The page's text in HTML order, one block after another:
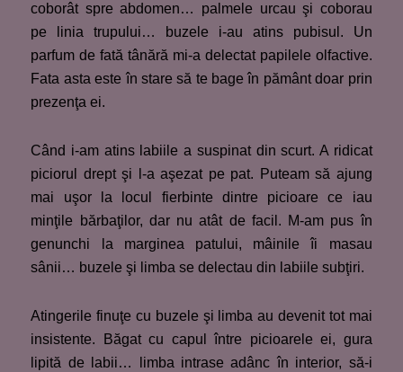
coborât spre abdomen… palmele urcau şi coborau
pe linia trupului… buzele i-au atins pubisul. Un
parfum de fată tânără mi-a delectat papilele olfactive.
Fata asta este în stare să te bage în pământ doar prin
prezenţa ei.
Când i-am atins labiile a suspinat din scurt. A ridicat
piciorul drept şi l-a aşezat pe pat. Puteam să ajung
mai uşor la locul fierbinte dintre picioare ce iau
minţile bărbaţilor, dar nu atât de facil. M-am pus în
genunchi la marginea patului, mâinile îi masau
sânii… buzele şi limba se delectau din labiile subţiri.
Atingerile finuţe cu buzele şi limba au devenit tot mai
insistente. Băgat cu capul între picioarele ei, gura
lipită de labii… limba intrase adânc în interior, să-i